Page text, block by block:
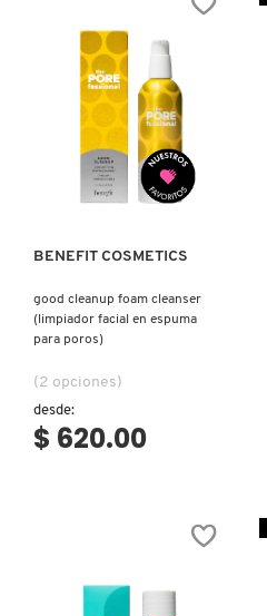
VERSACE
YVES SAINT LAURENT
Ver más
BENEFIT COSMETICS
good cleanup foam cleanser
(limpiador facial en espuma
para poros)
(2 opciones)
desde:
$ 620.00